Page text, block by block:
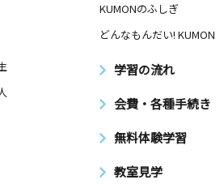
KUMONのふしぎ
どんなもんだい! KUMON
学習の流れ
会費・各種手続き
無料体験学習
教室見学